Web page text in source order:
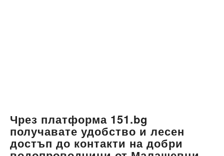
Чрез платформа 151.bg
получавате удобство и лесен
достъп до контакти на добри